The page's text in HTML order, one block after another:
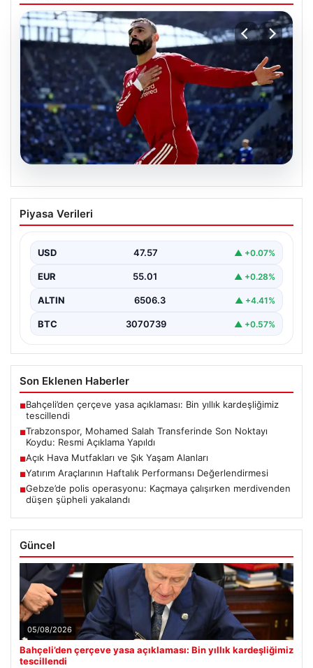
05.08.2026
Trabzonspor, Mohamed Salah
Transferinde Son Noktayı Koydu: Resmi
Trabzonspor, uzun süredir yoğun olarak gündemde
…
Piyasa Verileri
USD 47.57 ▲ +0.07%
EUR 55.01 ▲ +0.28%
ALTIN 6506.3 ▲ +4.41%
BTC 3070739 ▲ +0.57%
Son Eklenen Haberler
■Bahçeli’den çerçeve yasa açıklaması: Bin yıllık kardeşliğimiz
tescillendi
■Trabzonspor, Mohamed Salah Transferinde Son Noktayı
Koydu: Resmi Açıklama Yapıldı
■Açık Hava Mutfakları ve Şık Yaşam Alanları
■Yatırım Araçlarının Haftalık Performansı Değerlendirmesi
■Gebze’de polis operasyonu: Kaçmaya çalışırken merdivenden
düşen şüpheli yakalandı
Güncel
05/08/2026
Bahçeli’den çerçeve yasa açıklaması: Bin yıllık kardeşliğimiz
tescillendi